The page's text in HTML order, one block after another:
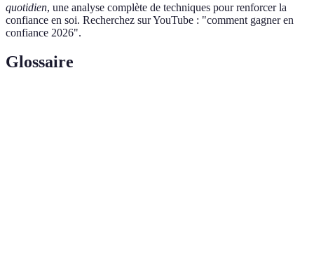
quotidien, une analyse complète de techniques pour renforcer la
confiance en soi. Recherchez sur YouTube : "comment gagner en
confiance 2026".
Glossaire